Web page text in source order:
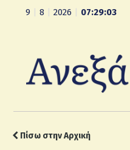
9 8 2026 07:29:04
Πίσω στην Αρχική